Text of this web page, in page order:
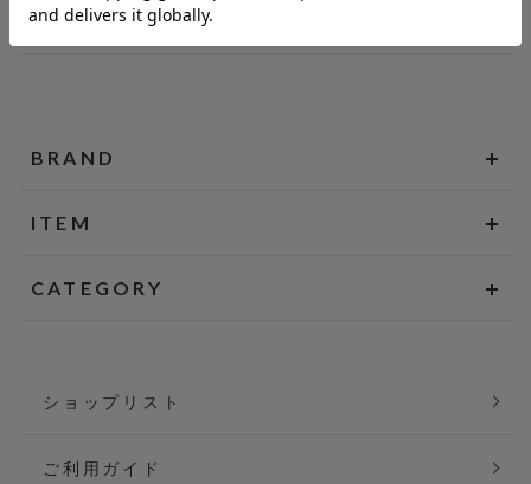
BRAND
ITEM
CATEGORY
ショップリスト
ご利用ガイド